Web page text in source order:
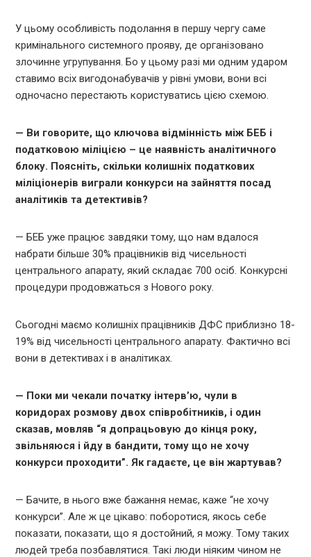
У цьому особливість подолання в першу чергу саме
кримінального системного прояву, де організовано
злочинне угрупування. Бо у цьому разі ми одним ударом
ставимо всіх вигодонабувачів у рівні умови, вони всі
одночасно перестають користуватись цією схемою.
— Ви говорите, що ключова відмінність між БЕБ і
податковою міліцією – це наявність аналітичного
блоку. Поясніть, скільки колишніх податкових
міліціонерів виграли конкурси на зайняття посад
аналітиків та детективів?
— БЕБ уже працює завдяки тому, що нам вдалося
набрати більше 30% працівників від чисельності
центрального апарату, який складає 700 осіб. Конкурсні
процедури продовжаться з Нового року.
Сьогодні маємо колишніх працівників ДФС приблизно 18-
19% від чисельності центрального апарату. Фактично всі
вони в детективах і в аналітиках.
— Поки ми чекали початку інтерв’ю, чули в
коридорах розмову двох співробітників, і один
сказав, мовляв “я допрацьовую до кінця року,
звільняюся і йду в бандити, тому що не хочу
конкурси проходити”. Як гадаєте, це він жартував?
—Бачите, в нього вже бажання немає, каже “не хочу
конкурси”. Але ж це цікаво: поборотися, якось себе
показати, показати, що я достойний, я можу. Тому таких
людей треба позбавлятися. Такі люди ніяким чином не